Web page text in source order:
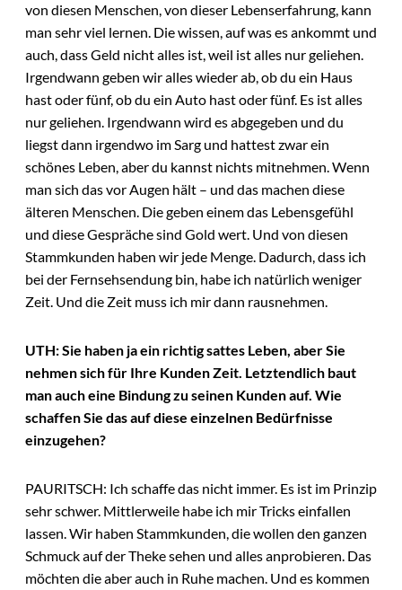
von diesen Menschen, von dieser Lebenserfahrung, kann
man sehr viel lernen. Die wissen, auf was es ankommt und
auch, dass Geld nicht alles ist, weil ist alles nur geliehen.
Irgendwann geben wir alles wieder ab, ob du ein Haus
hast oder fünf, ob du ein Auto hast oder fünf. Es ist alles
nur geliehen. Irgendwann wird es abgegeben und du
liegst dann irgendwo im Sarg und hattest zwar ein
schönes Leben, aber du kannst nichts mitnehmen. Wenn
man sich das vor Augen hält – und das machen diese
älteren Menschen. Die geben einem das Lebensgefühl
und diese Gespräche sind Gold wert. Und von diesen
Stammkunden haben wir jede Menge. Dadurch, dass ich
bei der Fernsehsendung bin, habe ich natürlich weniger
Zeit. Und die Zeit muss ich mir dann rausnehmen.
UTH: Sie haben ja ein richtig sattes Leben, aber Sie
nehmen sich für Ihre Kunden Zeit. Letztendlich baut
man auch eine Bindung zu seinen Kunden auf. Wie
schaffen Sie das auf diese einzelnen Bedürfnisse
einzugehen?
PAURITSCH: Ich schaffe das nicht immer. Es ist im Prinzip
sehr schwer. Mittlerweile habe ich mir Tricks einfallen
lassen. Wir haben Stammkunden, die wollen den ganzen
Schmuck auf der Theke sehen und alles anprobieren. Das
möchten die aber auch in Ruhe machen. Und es kommen